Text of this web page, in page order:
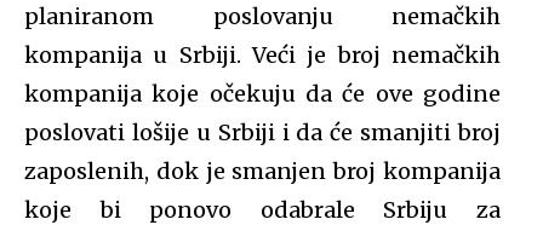
planiranom poslovanju nemačkih
kompanija u Srbiji. Veći je broj nemačkih
kompanija koje očekuju da će ove godine
poslovati lošije u Srbiji i da će smanjiti broj
zaposlenih, dok je smanjen broj kompanija
koje bi ponovo odabrale Srbiju za